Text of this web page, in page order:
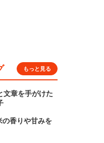
もっと見る
文章を手がけた
香りや甘みを